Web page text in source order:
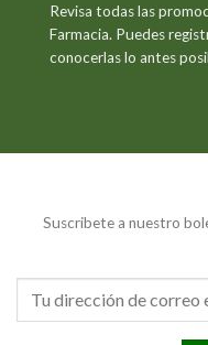
Revisa todas las
Farmacia. Puedes
conocerlas lo antes
Suscribete a nuestro